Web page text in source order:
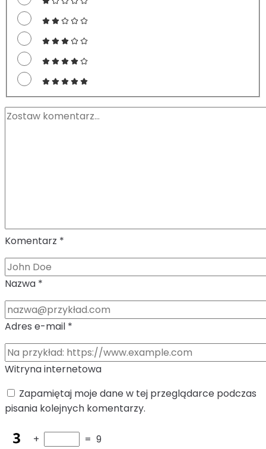
Komentarz *
Nazwa *
Adres e-mail *
Witryna internetowa
Zapamiętaj moje dane w tej przeglądarce podczas
pisania kolejnych komentarzy.
+ = 9